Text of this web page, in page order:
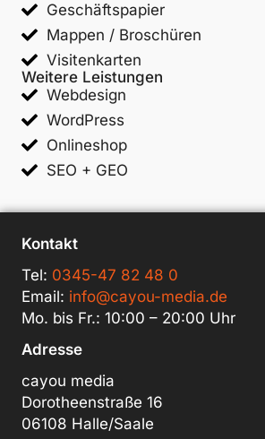
Geschäftspapier
Mappen / Broschüren
Visitenkarten
Weitere Leistungen
Webdesign
WordPress
Onlineshop
SEO + GEO
Kontakt
Tel: 0345-47 82 48 0
Email: info@cayou-media.de
Mo. bis Fr.: 10:00 – 20:00 Uhr
Adresse
cayou media
Dorotheenstraße 16
06108 Halle/Saale